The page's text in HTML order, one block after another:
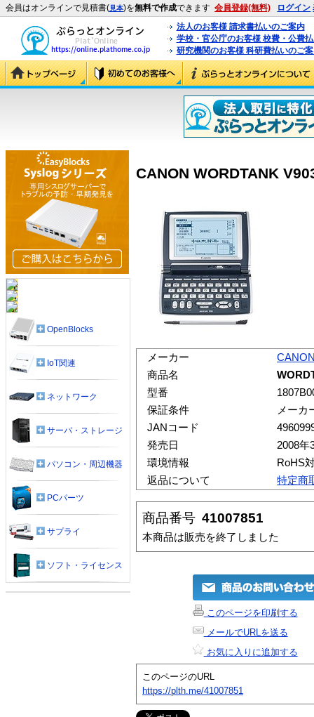
会員はオンラインで見積書(見本)を無料で作成できます 会員登録(無料) ログイン
法人のお客様 請求書払いのご案内
学校・官公庁のお客様 校費・公費
研究機関のお客様 科研費払いのご
CANON WORDTANK
メーカー
商品名
型番
保証条件
メーカ
JANコード
発売日
2008年
環境情報
RoHS
返品について
特定商
商品番号 41007851
本商品は販売を終了しました
このページを印刷する
メールでURLを送る
お気に入りに追加する
このページのURL
https://plth.me/41007851
OpenBlocks
IoT関連
ネットワーク
サーバ・ストレージ
パソコン・周辺機器
PCパーツ
サプライ
ソフト・ライセンス